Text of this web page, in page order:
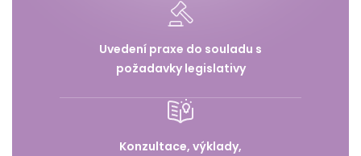
Uvedení praxe do souladu s
požadavky legislativy
Konzultace, výklady,